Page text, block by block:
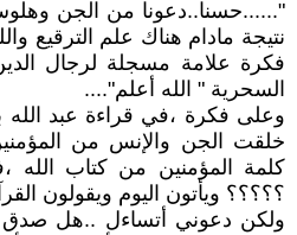
"......حسنا..دعونا من الجن
نتيجة مادام هناك علم الترقيع
فكرة علامة مسجلة لرجال
السحرية " الله أعلم"....
وعلى فكرة ،في قراءة عبد
خلقت الجن والإنس من
كلمة المؤمنين من كتاب الله
؟؟؟؟؟ ويأتون اليوم ويقولون
ولكن دعوني أتساءل ..هل صدق